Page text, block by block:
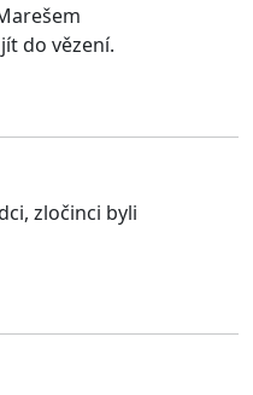
do vězení.
zločinci byli